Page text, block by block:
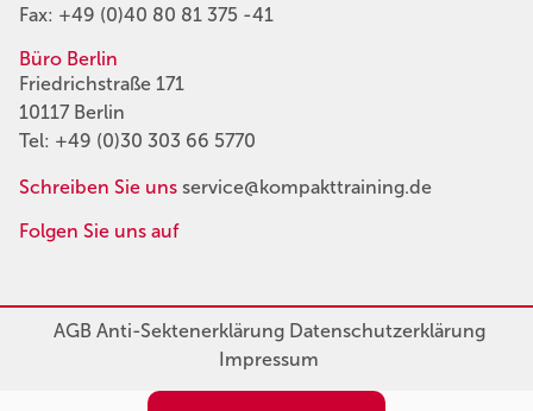
Fax: +49 (0)40 80 81 375 -41
Büro Berlin
Friedrichstraße 171
10117 Berlin
Tel: +49 (0)30 303 66 5770
Schreiben Sie uns service@kompakttraining.de
Folgen Sie uns auf
AGBAnti-SektenerklärungDatenschutzerklärung
Impressum